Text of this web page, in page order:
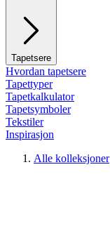
Tapetsere
Hvordan tapetsere
Tapettyper
Tapetkalkulator
Tapetsymboler
Tekstiler
Inspirasjon
Alle kolleksjoner